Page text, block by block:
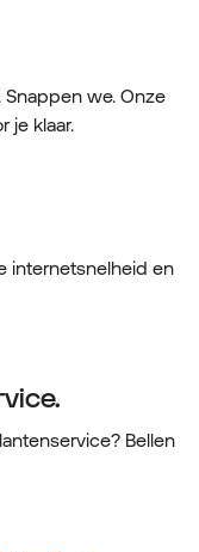
we. Onze
je klaar.
internetsnelheid en
Bellen